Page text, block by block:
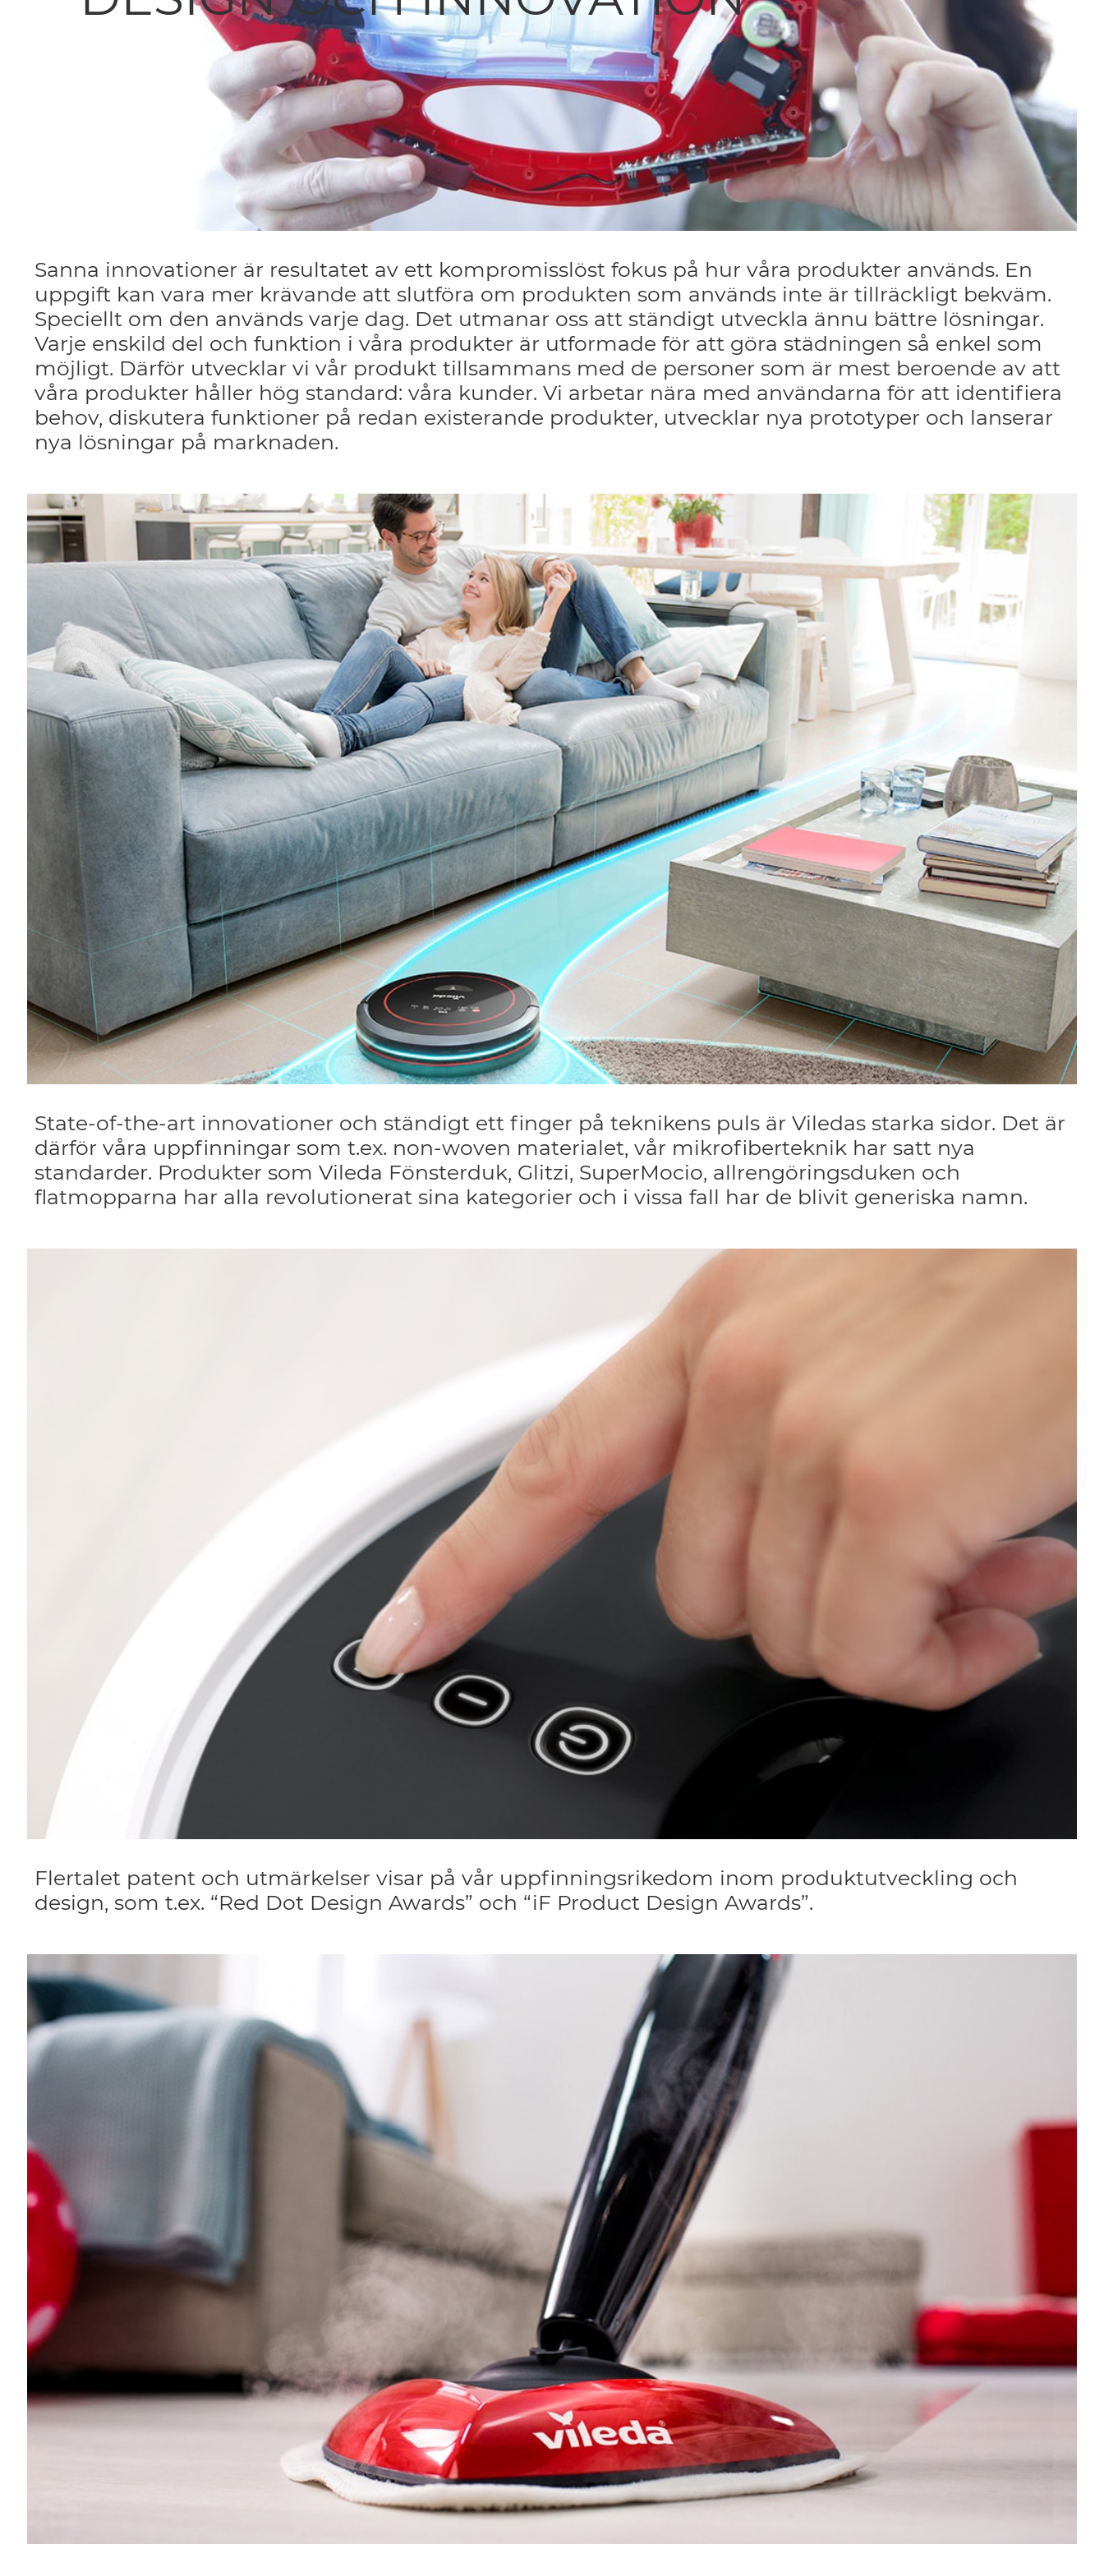
Sanna innovationer är resultatet av ett kompromisslöst fokus på hur våra produkter används. En
uppgift kan vara mer krävande att slutföra om produkten som används inte är tillräckligt bekväm.
Speciellt om den används varje dag. Det utmanar oss att ständigt utveckla ännu bättre lösningar.
Varje enskild del och funktion i våra produkter är utformade för att göra städningen så enkel som
möjligt. Därför utvecklar vi vår produkt tillsammans med de personer som är mest beroende av att
våra produkter håller hög standard: våra kunder. Vi arbetar nära med användarna för att identifiera
behov, diskutera funktioner på redan existerande produkter, utvecklar nya prototyper och lanserar
nya lösningar på marknaden.
State-of-the-art innovationer och ständigt ett finger på teknikens puls är Viledas starka sidor. Det är
därför våra uppfinningar som t.ex. non-woven materialet, vår mikrofiberteknik har satt nya
standarder. Produkter som Vileda Fönsterduk, Glitzi, SuperMocio, allrengöringsduken och
flatmopparna har alla revolutionerat sina kategorier och i vissa fall har de blivit generiska namn.
Flertalet patent och utmärkelser visar på vår uppfinningsrikedom inom produktutveckling och
design, som t.ex. “Red Dot Design Awards” och “iF Product Design Awards”.